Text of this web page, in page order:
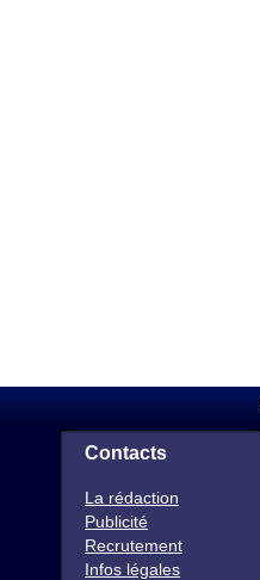
Contacts
La rédaction
Publicité
Recrutement
Infos légales